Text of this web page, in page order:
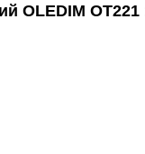
OLEDIM